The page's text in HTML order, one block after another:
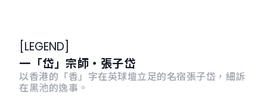
[LEGEND]
一「岱」宗師・張子岱
以香港的「香」字在英球壇立足的名宿張子岱，細訴
在黑池的逸事。